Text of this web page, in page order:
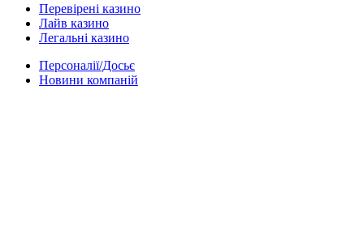
Перевірені казино
Лайв казино
Легальні казино
Персоналії/Досьє
Новини компаній